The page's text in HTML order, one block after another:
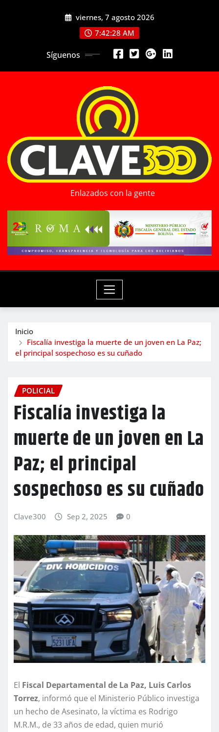
viernes, 7 agosto 2026
7:42:30 AM
Síguenos
Enlazados con la gente
Inicio
Fiscalía investiga la muerte de un joven en La Paz;
el principal sospechoso es su cuñado
POLICIAL
Fiscalía investiga la
muerte de un joven en La
Paz; el principal
sospechoso es su cuñado
Clave300 Sep 2, 2025 0
El Fiscal Departamental de La Paz, Luis Carlos
Torrez, informó que el Ministerio Público investiga
un hecho de Asesinato, la víctima es Rodrigo
M.R.M., de 33 años de edad, quien murió